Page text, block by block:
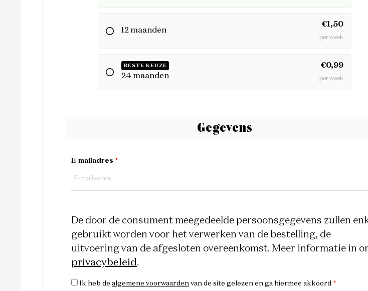
12 maanden
€1,50
per week
BESTE KEUZE
24 maanden
€0,99
per week
Gegevens
E-mailadres *
De door de consument meegedeelde persoonsgegevens zullen
gebruikt worden voor het verwerken van de bestelling, de
uitvoering van de afgesloten overeenkomst. Meer informatie in
privacybeleid .
Ik heb de algemene voorwaarden van de site gelezen en ga hiermee akkoord *